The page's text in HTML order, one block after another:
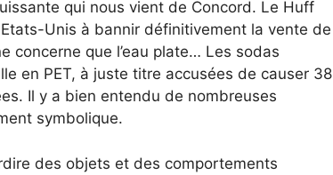
qui nous vient de Concord. Le Huff
Unis à bannir définitivement la vente de
concerne que l’eau plate… Les sodas
en PET, à juste titre accusées de causer 38
Il y a bien entendu de nombreuses
symbolique.
des objets et des comportements